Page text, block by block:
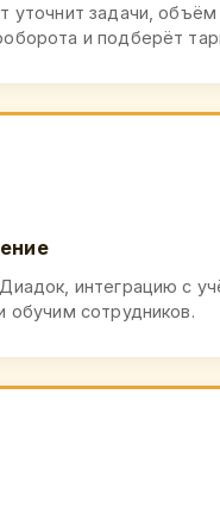
уточнит задачи, объём
и подберёт
интеграцию с
обучим сотрудников.